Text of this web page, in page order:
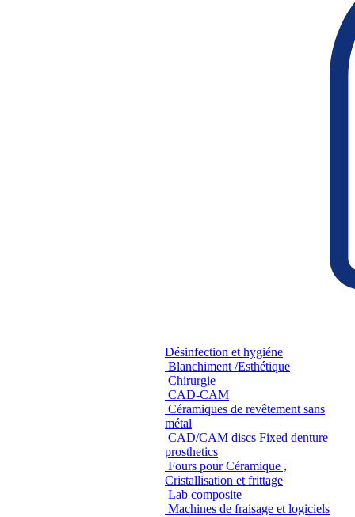
Désinfection et hygiéne
Blanchiment /Esthétique
Chirurgie
CAD-CAM
Céramiques de revêtement sans
métal
CAD/CAM discs Fixed denture
prosthetics
Fours pour Céramique ,
Cristallisation et frittage
Lab composite
Machines de fraisage et logiciels